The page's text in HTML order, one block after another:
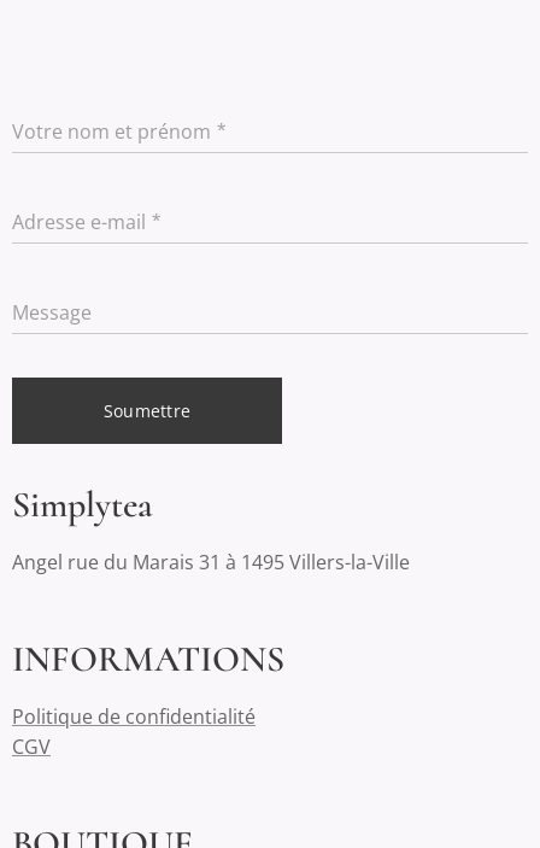
Votre nom et prénom
Adresse e-mail
Message
Soumettre
Simplytea
Angel rue du Marais 31 à 1495 Villers-la-Ville
INFORMATIONS
Politique de confidentialité
CGV